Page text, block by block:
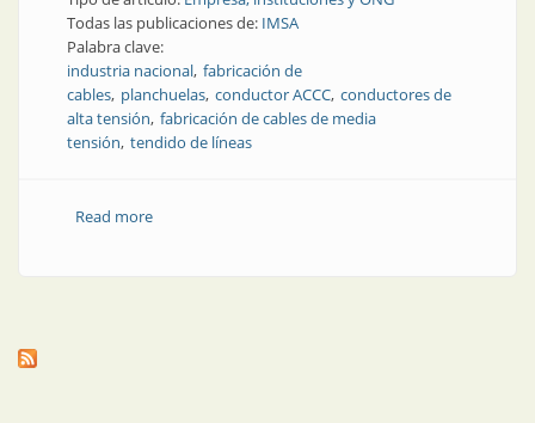
Todas las publicaciones de: IMSA
Palabra clave:
industria nacional fabricación de
cables planchuelas conductor ACCC conductores de
alta tensión fabricación de cables de media
tensión tendido de líneas
Read moreabout IMSA: experta en conducción de energía